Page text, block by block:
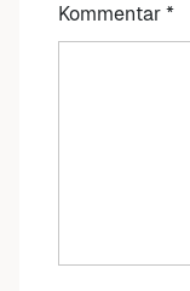
Kommentar *